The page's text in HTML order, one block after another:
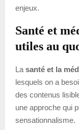
enjeux.
Santé et
utiles au
La santé et la
lesquels on a
des contenus
une approche qui
sensationnalisme.